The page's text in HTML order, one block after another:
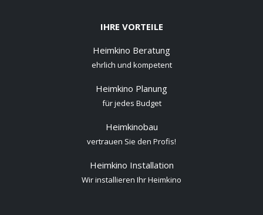
IHRE VORTEILE
Heimkino Beratung
ehrlich und kompetent
Heimkino Planung
für jedes Budget
Heimkinobau
vertrauen Sie den Profis!
Heimkino Installation
Wir installieren Ihr Heimkino